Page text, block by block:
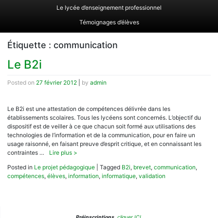
Le lycée d’enseignement professionnel
Témoignages d’élèves
Étiquette : communication
Le B2i
Posted on 27 février 2012 by admin
Le B2i est une attestation de compétences délivrée dans les
établissements scolaires. Tous les lycéens sont concernés. L’objectif du
dispositif est de veiller à ce que chacun soit formé aux utilisations des
technologies de l’information et de la communication, pour en faire un
usage raisonné, en faisant preuve d’esprit critique, et en connaissant les
contraintes …
Lire plus >
Posted in Le projet pédagogique Tagged B2i, brevet, communication,
compétences, élèves, information, informatique, validation